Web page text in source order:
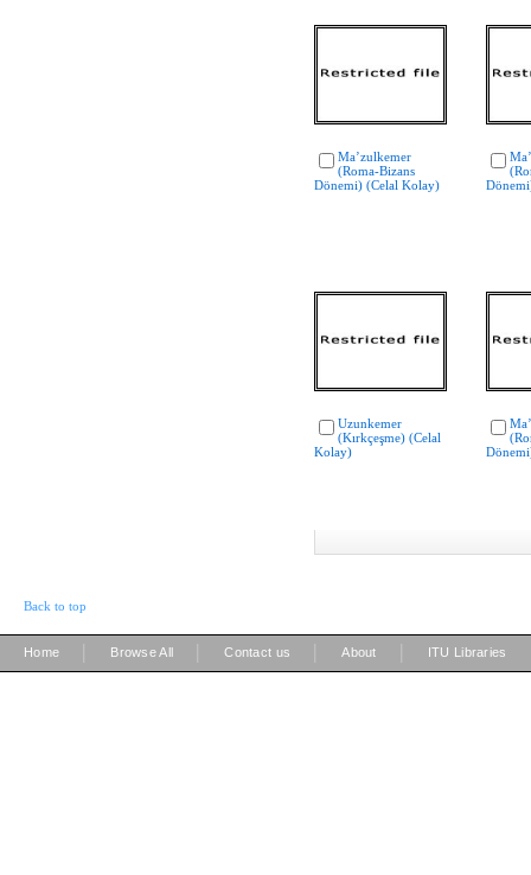
Ma’zulkemer
(Roma-Bizans
Dönemi) (Celal Kolay)
Uzunkemer
(Kırkçeşme) (Celal
Kolay)
Back to top
Home Browse All Contact us About ITU Libraries